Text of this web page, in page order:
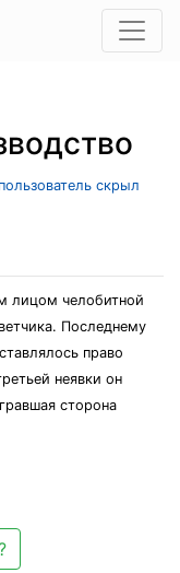
скрыл
лицом челобитной
Последнему
право
неявки он
сторона